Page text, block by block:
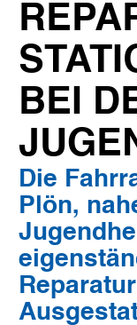
BEI
Die
Plön,